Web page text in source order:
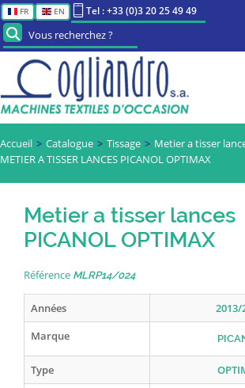
FR EN Tel : +33 (0)3 20 25 49 49
Vous recherchez ?
Accueil Catalogue Tissage
Metier a tisser
METIER A TISSER LANCES PICANOL OPTIMAX
Metier a tisser lances
PICANOL OPTIMAX
Référence MLRP14/024
Années
2013/
Marque
Type